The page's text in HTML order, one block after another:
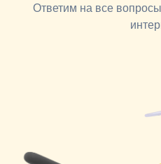
Ответим на все